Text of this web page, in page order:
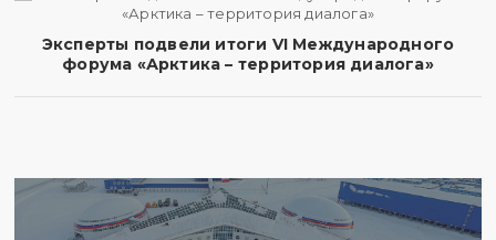
Эксперты подвели итоги VI Международного
форума «Арктика – территория диалога»